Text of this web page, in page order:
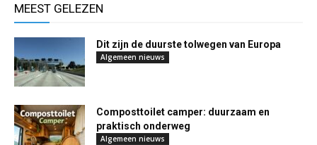
MEEST GELEZEN
Dit zijn de duurste tolwegen van Europa
Algemeen nieuws
Composttoilet camper: duurzaam en
praktisch onderweg
Algemeen nieuws